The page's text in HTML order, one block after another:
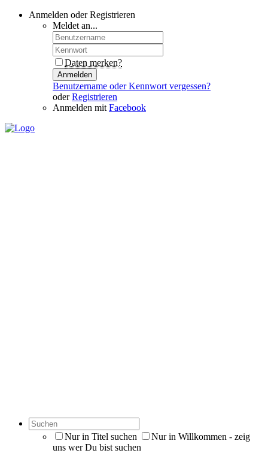
Anmelden oder Registrieren
Meldet an...
Daten merken?
Anmelden
Benutzername oder Kennwort vergessen?
oderRegistrieren
Anmelden mit Facebook
Nur in Titel suchen
Nur in Willkommen - zeig
uns wer Du bist suchen